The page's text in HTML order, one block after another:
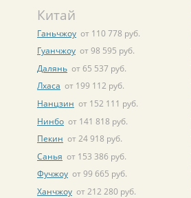
Китай
Ганьчжоу от 110 778 руб.
Гуанчжоу от 98 595 руб.
Далянь от 65 537 руб.
Лхаса от 199 112 руб.
Нанцзин от 152 111 руб.
Нинбо от 141 818 руб.
Пекин от 24 918 руб.
Санья от 153 386 руб.
Фучжоу от 99 665 руб.
Ханчжоу от 212 280 руб.